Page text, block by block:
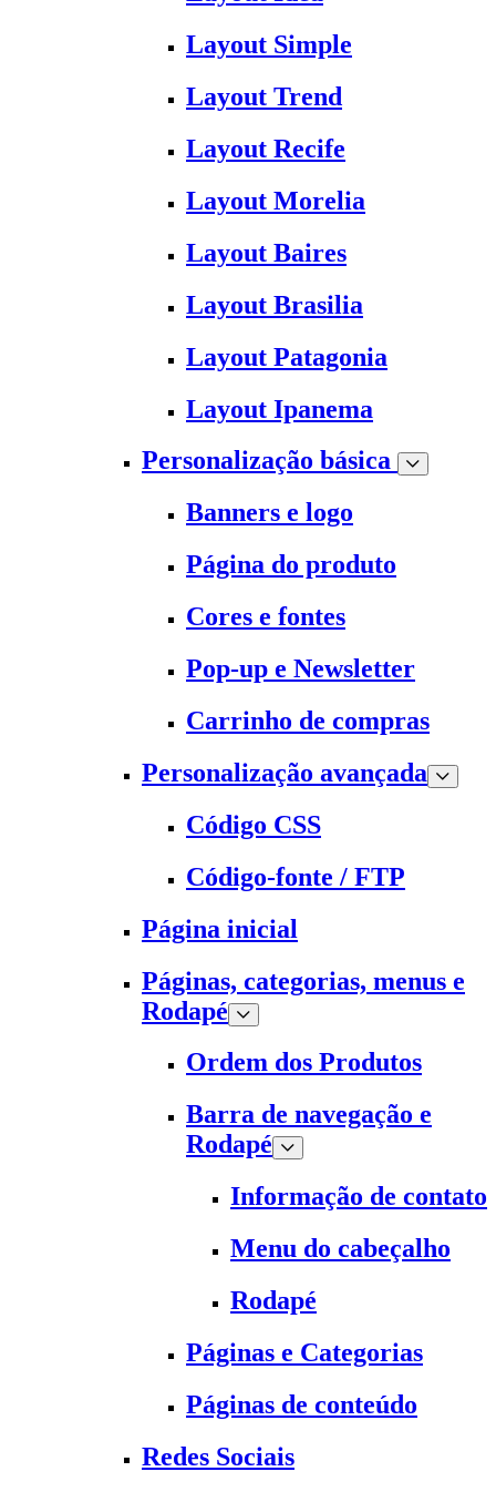
Layout Simple
Layout Trend
Layout Recife
Layout Morelia
Layout Baires
Layout Brasilia
Layout Patagonia
Layout Ipanema
Personalização básica
Banners e logo
Página do produto
Cores e fontes
Pop-up e Newsletter
Carrinho de compras
Personalização avançada
Código CSS
Código-fonte / FTP
Página inicial
Páginas, categorias, menus e
Rodapé
Ordem dos Produtos
Barra de navegação e
Rodapé
Informação de contato
Menu do cabeçalho
Rodapé
Páginas e Categorias
Páginas de conteúdo
Redes Sociais